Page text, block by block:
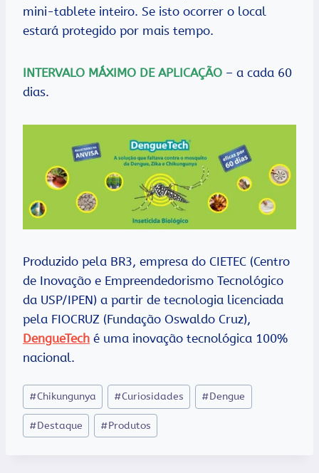
mini-tablete inteiro. Se isto ocorrer o local
estará protegido por mais tempo.
INTERVALO MÁXIMO DE APLICAÇÃO – a cada 60
dias.
Produzido pela BR3, empresa do CIETEC (Centro
de Inovação e Empreendedorismo Tecnológico
da USP/IPEN) a partir de tecnologia licenciada
pela FIOCRUZ (Fundação Oswaldo Cruz),
DengueTech é uma inovação tecnológica 100%
nacional.
Tags
do
Post:
#Chikungunya #Curiosidades #Dengue
#Destaque #Produtos